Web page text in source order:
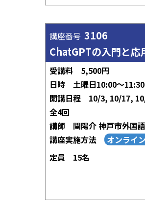
講座番号 3106
ChatGPTの入門と応
受講料
5,500円
日時
土曜日10:00～11:30
開講日程
10/3, 10/17,
全4回
講師
関陽介 神戸市外国
講座実施方法
定員
15名